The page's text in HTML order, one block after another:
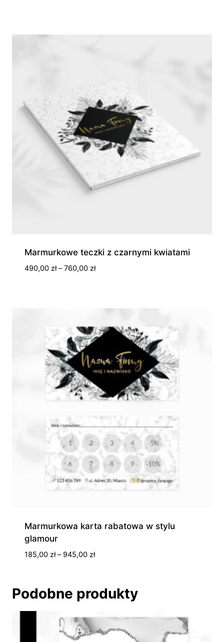
Marmurkowe teczki z czarnymi kwiatami
490,00 zł – 760,00 złZakres
760,00 zł
Marmurkowa karta rabatowa w stylu
glamour
185,00 zł – 945,00 złZakres
185,00 zł
do
Podobne produkty